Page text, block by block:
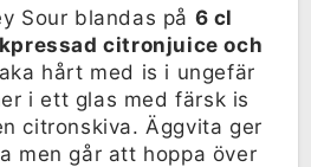
Sour blandas på 6 cl
citronjuice och
hårt med is i ungefär
i ett glas med färsk is
citronskiva. Äggvita ger
men går att hoppa över